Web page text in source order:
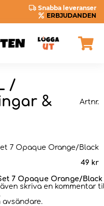
Snabba leveranser
ERBJUDANDEN
/
&
Artnr.
7 Opaque Orange/Black
49 kr
7 Opaque Orange/Black
skriva en kommentar